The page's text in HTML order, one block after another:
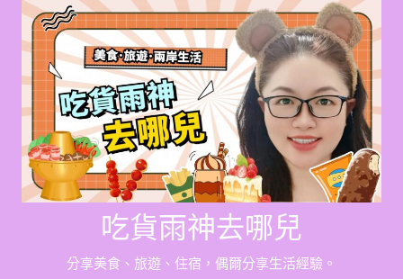
Skip
content
吃貨雨神去哪兒
分享美食、旅遊、住宿，偶爾分享生活經驗。